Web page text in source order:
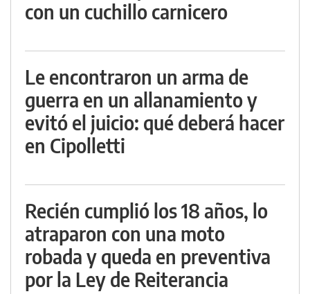
con un cuchillo carnicero
Le encontraron un arma de
guerra en un allanamiento y
evitó el juicio: qué deberá hacer
en Cipolletti
Recién cumplió los 18 años, lo
atraparon con una moto
robada y queda en preventiva
por la Ley de Reiterancia